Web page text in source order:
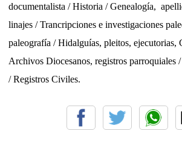
documentalista / Historia / Genealogía,
linajes / Trancripciones e investigaciones
paleografía / Hidalguías, pleitos, ejecutorias,
Archivos Diocesanos, registros parroquiales
/ Registros Civiles.